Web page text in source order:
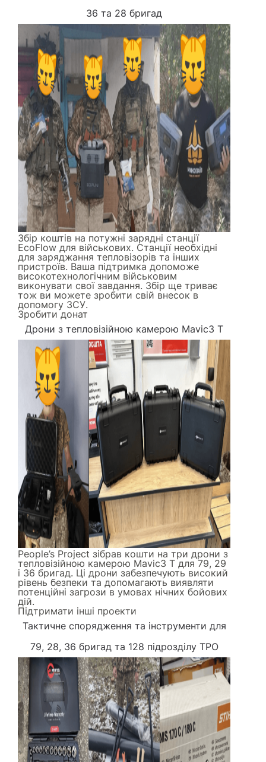
36 та 28 бригад
Збір коштів на потужні зарядні станції
EcoFlow для військових. Станції необхідні
для заряджання тепловізорів та інших
пристроїв. Ваша підтримка допоможе
високотехнологічним військовим
виконувати свої завдання. Збір ще триває
тож ви можете зробити свій внесок в
допомогу ЗСУ.
Зробити донат
Дрони з тепловізійною камерою Mavic3 Т
People’s Project зібрав кошти на три дрони з
тепловізійною камерою Mavic3 Т для 79, 29
і 36 бригад. Ці дрони забезпечують високий
рівень безпеки та допомагають виявляти
потенційні загрози в умовах нічних бойових
дій.
Підтримати інші проекти
Тактичне спорядження та інструменти для
79, 28, 36 бригад та 128 підрозділу ТРО